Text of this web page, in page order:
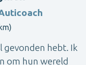
hebt. Ik
om hun wereld